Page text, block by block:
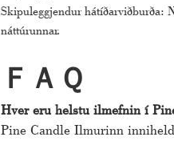
Skipuleggjendur hátíðarviðburða:
náttúrunnar.
ＦＡＱ
Hver eru helstu ilmefnin í
Pine Candle Ilmurinn